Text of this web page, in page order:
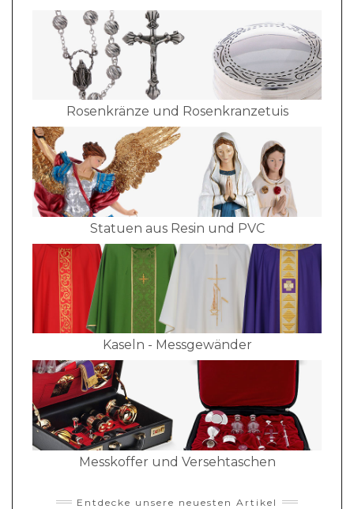
Rosenkränze und Rosenkranzetuis
Statuen aus Resin und PVC
Kaseln - Messgewänder
Messkoffer und Versehtaschen
Entdecke unsere neuesten Artikel